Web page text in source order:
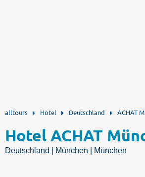
alltours Hotel Deutschland ACHAT
Hotel ACHAT
Deutschland | München | München